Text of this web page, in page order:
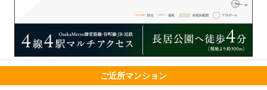
ご近所マンション